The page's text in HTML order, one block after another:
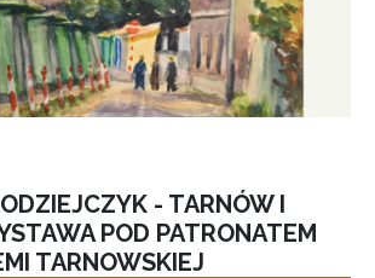
- TARNÓW I
POD PATRONATEM
TARNOWSKIEJ